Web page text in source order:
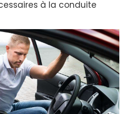
à la conduite